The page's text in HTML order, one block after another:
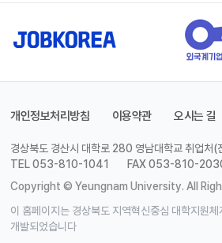
개인정보처리방침 이용약관 오시는 길
경상북도 경산시 대학로 280 영남대학교 취업처(
TEL 053-810-1041
FAX 053-810-
Copyright © Yeungnam University. All
이 홈페이지는 경상북도 지역혁신중심 대학지원
개발되었습니다